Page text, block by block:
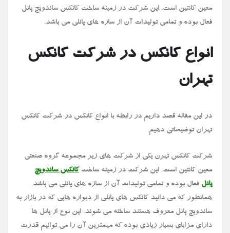
معین کانتین است. این شرکت در زمینه ساخت کانکس ساندویچ پانل
فعال بوده و تمامی تولیدات آن از سازه های پانلی می باشد.
انواع کانکس در شرکت کانکس
تهران
در این مقاله قصد داریم در رابطه با انواع کانکس در شرکت کانکس
تهران توضیحاتی دهیم.
شرکت کانکس تهرن یکی از شرکت های زیر مجموعه گروه صنعتی
معین کانتین است. این شرکت در زمینه ساخت کانکس ساندویچ
پانل فعال بوده و تمامی تولیدات آن از سازه های پانلی می باشد.
همانطور که می دانید کانکس های پانلی از دیواره هایی که در بازار به
ساندویچ پانل معروف هستند ساخته می شوند. این نوع از پانل ها
دارای مزایای بسیار زیادی بوده که مهمترین آن را می توانیم قدرت